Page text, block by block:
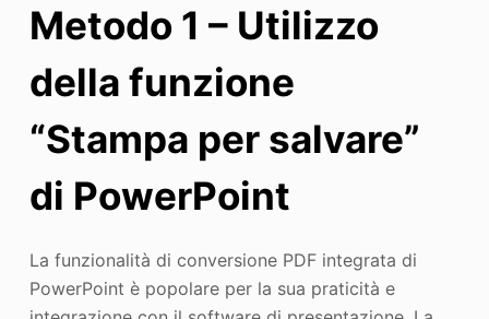
Metodo 1 – Utilizzo
della funzione
“Stampa per salvare”
di PowerPoint
La funzionalità di conversione PDF integrata di
PowerPoint è popolare per la sua praticità e